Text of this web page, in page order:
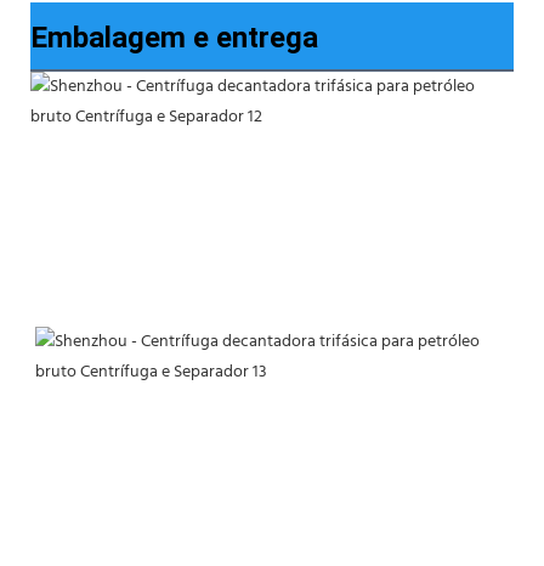
Embalagem e entrega